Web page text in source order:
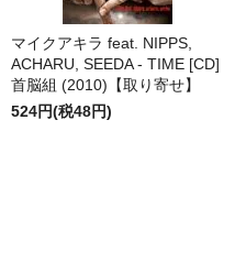
マイクアキラ feat. NIPPS,
ACHARU, SEEDA - TIME [CD]
首脳組 (2010)【取り寄せ】
524円(税48円)